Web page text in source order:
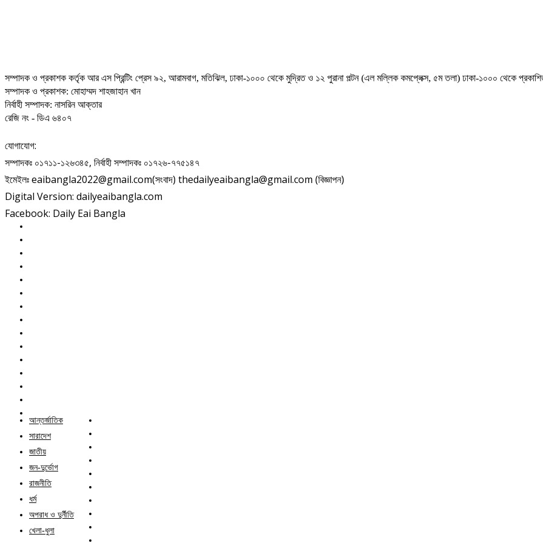
সম্পাদক ও প্রকাশক কর্তৃক আর এস প্রিন্টিং প্রেস ৯২, আরামবাগ, মতিঝিল, ঢাকা-১০০০ থেকে মুদ্রিত ও ১২ পুরানা পল্টন (এল মল্লিক কমপ্লেক্স, ৫ম তলা) ঢাকা-১০০০ থেকে
সম্পাদক ও প্রকাশক: মোহাম্মদ শাহজাহান খান
নির্বাহী সম্পাদক: নাসরিন আক্তার
রেজি নং - ডিএ ৬৪০৭
যোগাযোগ:
সম্পাদকঃ ০১৭১১-১২৬৩৪৫, নির্বাহী সম্পাদকঃ ০১৭২৬-৭৭৫১৪৭
ইমেইলঃ eaibangla2022@gmail.com(সংবাদ) thedailyeaibangla@gmail.com (বিজ্ঞাপন)
Digital Version: dailyeaibangla.com
Facebook: Daily Eai Bangla
আন্তর্জাতিক
সারাদেশ
জাতীয়
জন-দুর্ভোগ
রাজনীতি
ধর্ম
অপরাধ ও দুর্নীতি
খেলা-ধুলা